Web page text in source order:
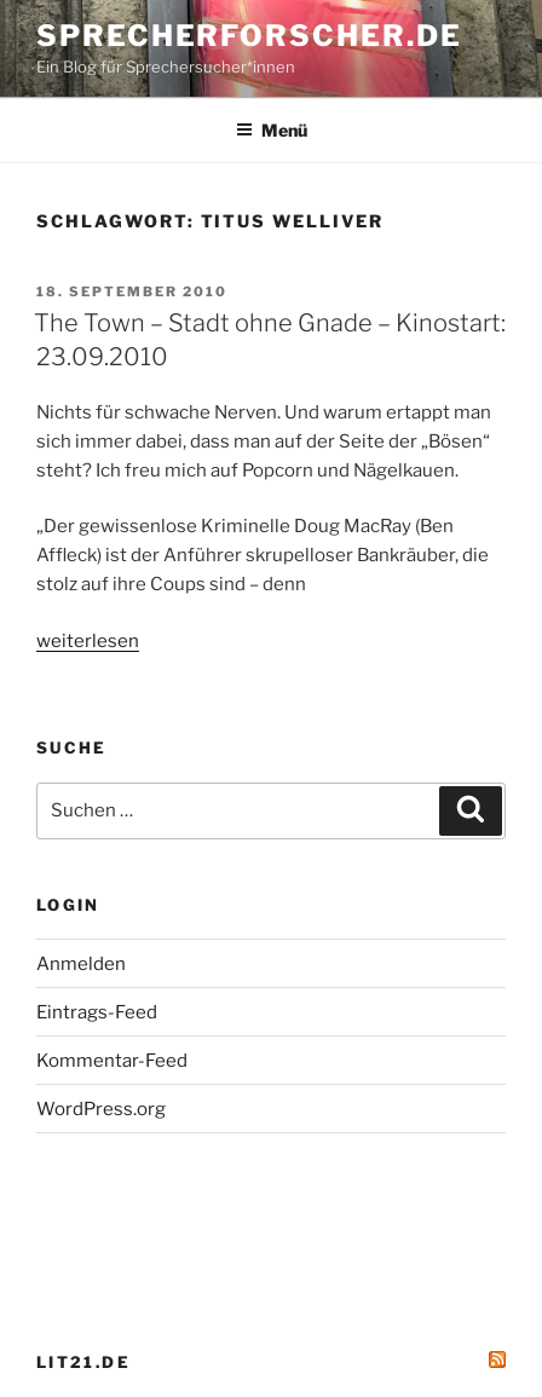
Zum
Inhalt
springen
SPRECHERFORSCHER.DE
Ein Blog für Sprechersucher*innen
Menü
SCHLAGWORT: TITUS WELLIVER
VERÖFFENTLICHT
AM
18. SEPTEMBER 2010
The Town – Stadt ohne Gnade – Kinostart:
23.09.2010
Nichts für schwache Nerven. Und warum ertappt man
sich immer dabei, dass man auf der Seite der „Bösen“
steht? Ich freu mich auf Popcorn und Nägelkauen.
„Der gewissenlose Kriminelle Doug MacRay (Ben
Affleck) ist der Anführer skrupelloser Bankräuber, die
stolz auf ihre Coups sind – denn
„The
ohne
Gnade
Kinostart:
weiterlesen
SUCHE
nach:
LOGIN
Anmelden
Eintrags-Feed
Kommentar-Feed
WordPress.org
LIT21.DE